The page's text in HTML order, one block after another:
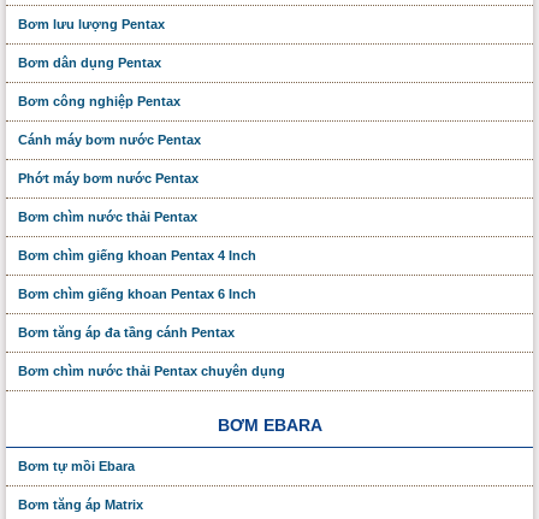
Bơm lưu lượng Pentax
Bơm dân dụng Pentax
Bơm công nghiệp Pentax
Cánh máy bơm nước Pentax
Phớt máy bơm nước Pentax
Bơm chìm nước thải Pentax
Bơm chìm giếng khoan Pentax 4 Inch
Bơm chìm giếng khoan Pentax 6 Inch
Bơm tăng áp đa tầng cánh Pentax
Bơm chìm nước thải Pentax chuyên dụng
BƠM EBARA
Bơm tự mồi Ebara
Bơm tăng áp Matrix